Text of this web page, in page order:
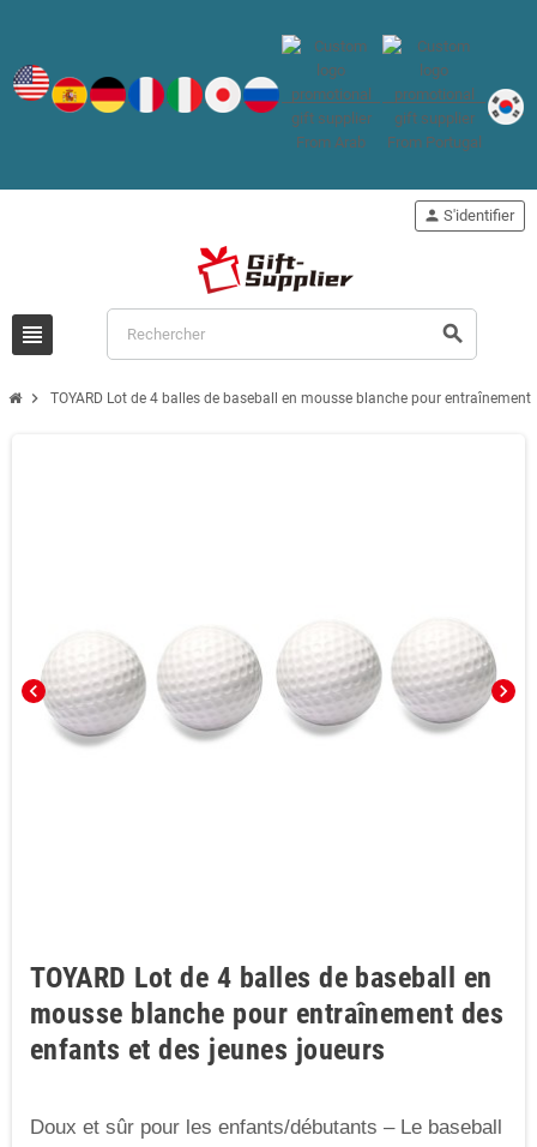
view_headline search
person S'identifier
chevron_right TOYARD Lot de 4 balles de baseball en mousse blanche pour
chevron_left chevron_right
TOYARD Lot de 4 balles de baseball en
mousse blanche pour entraînement des
enfants et des jeunes joueurs
Doux et sûr pour les enfants/débutants – Le baseball